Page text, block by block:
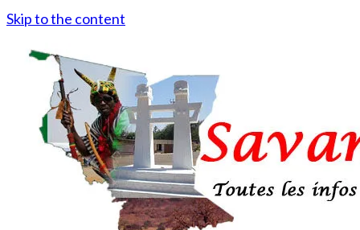
Skip to the content